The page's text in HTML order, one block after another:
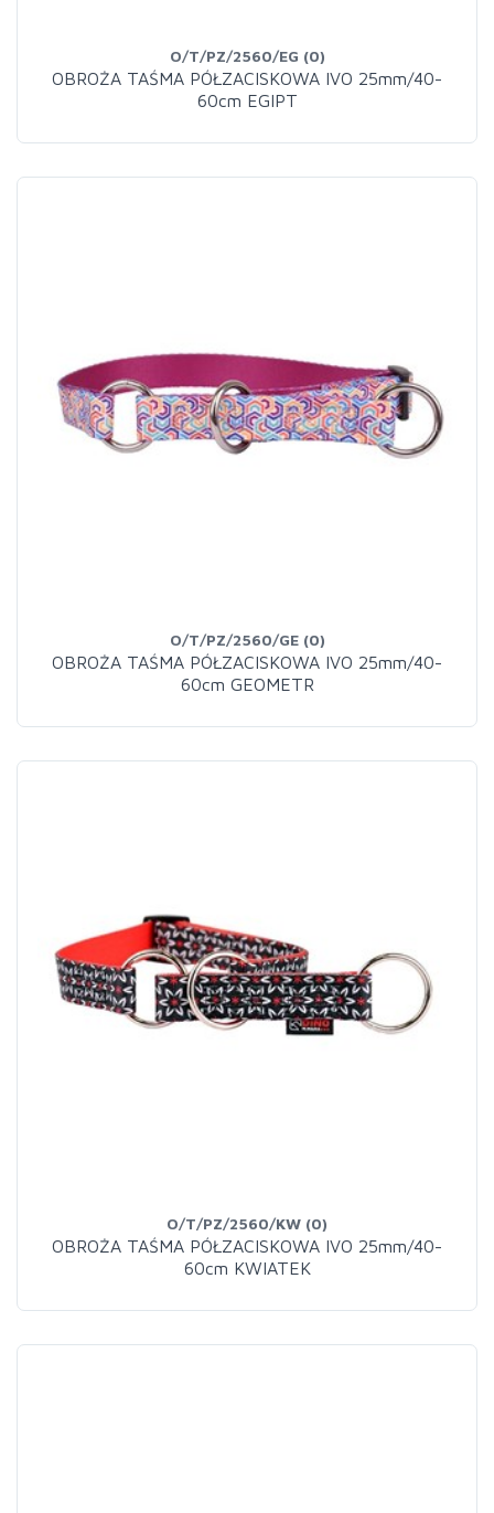
O/T/PZ/2560/EG (0)
OBROŻA TAŚMA PÓŁZACISKOWA IVO 25mm/40-
60cm EGIPT
O/T/PZ/2560/GE (0)
OBROŻA TAŚMA PÓŁZACISKOWA IVO 25mm/40-
60cm GEOMETR
O/T/PZ/2560/KW (0)
OBROŻA TAŚMA PÓŁZACISKOWA IVO 25mm/40-
60cm KWIATEK